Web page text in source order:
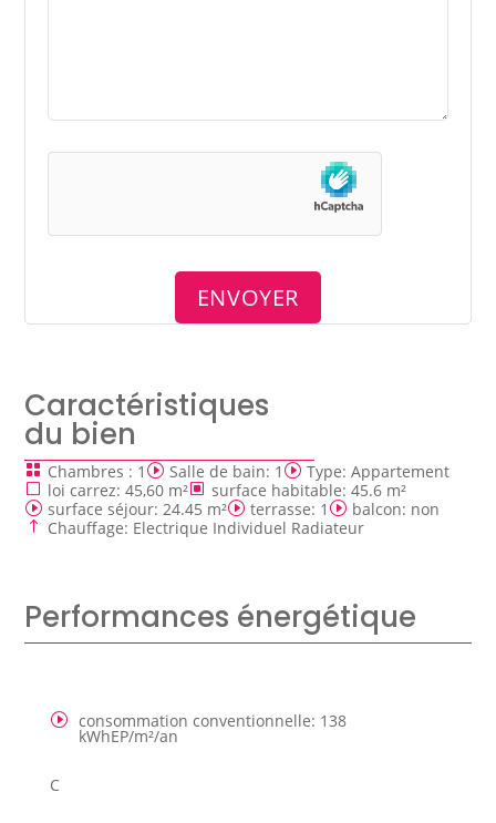
Caractéristiques
du bien
Chambres : 1 Salle de bain: 1 Type:Appartement
loi carrez:45,60 m² surface habitable:45.6 m²
surface séjour: 24.45 m² terrasse: 1 balcon: non
Chauffage: Electrique Individuel Radiateur
Performances énergétique
consommation conventionnelle: 138
kWhEP/m²/an
C